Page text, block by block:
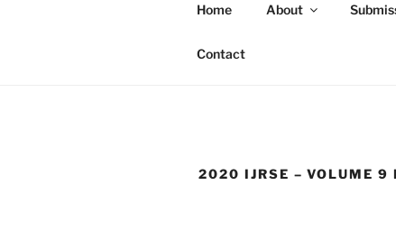
Home About
Contact
2020 IJRSE – VOLUME 9